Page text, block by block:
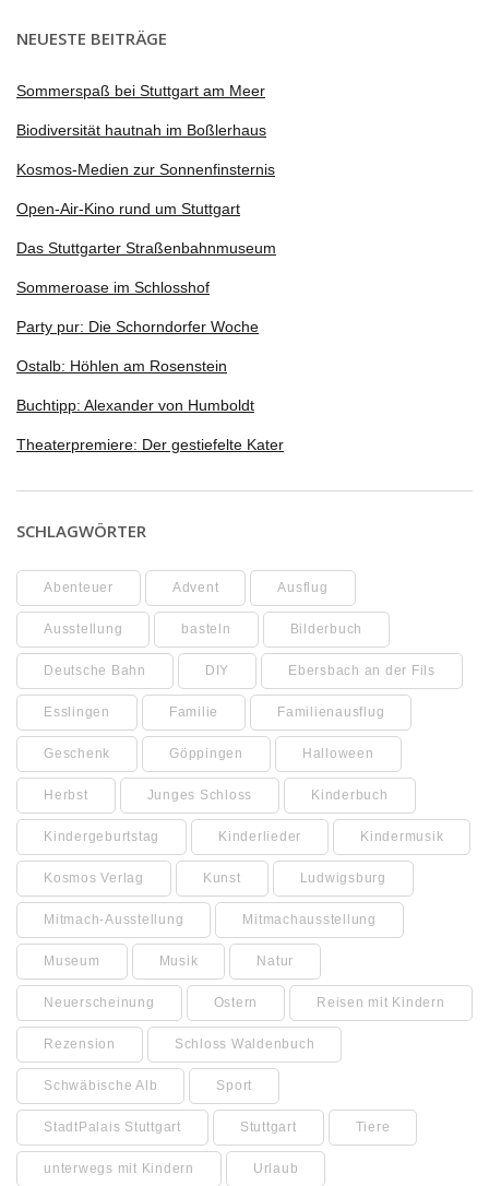
NEUESTE BEITRÄGE
Sommerspaß bei Stuttgart am Meer
Biodiversität hautnah im Boßlerhaus
Kosmos-Medien zur Sonnenfinsternis
Open-Air-Kino rund um Stuttgart
Das Stuttgarter Straßenbahnmuseum
Sommeroase im Schlosshof
Party pur: Die Schorndorfer Woche
Ostalb: Höhlen am Rosenstein
Buchtipp: Alexander von Humboldt
Theaterpremiere: Der gestiefelte Kater
SCHLAGWÖRTER
Abenteuer Advent Ausflug
Ausstellung basteln Bilderbuch
Deutsche Bahn DIY Ebersbach an der Fils
Esslingen Familie Familienausflug
Geschenk Göppingen Halloween
Herbst Junges Schloss Kinderbuch
Kindergeburtstag Kinderlieder Kindermusik
Kosmos Verlag Kunst Ludwigsburg
Mitmach-Ausstellung Mitmachausstellung
Museum Musik Natur
Neuerscheinung Ostern Reisen mit Kindern
Rezension Schloss Waldenbuch
Schwäbische Alb Sport
StadtPalais Stuttgart Stuttgart Tiere
unterwegs mit Kindern Urlaub